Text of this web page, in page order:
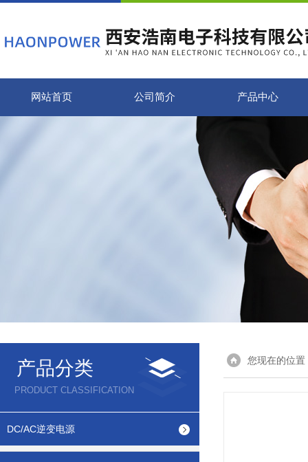
网站首页 公司简介 产品中心
产品分类
PRODUCT CLASSIFICATION
DC/AC逆变电源
您现在的位置